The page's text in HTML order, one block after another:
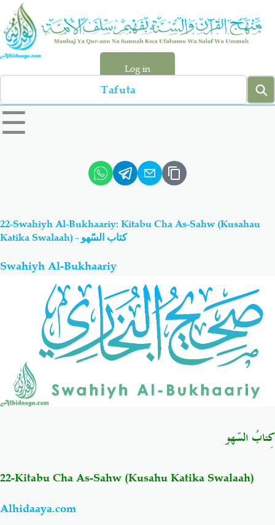
Skip
main
content
Log in
Search
left
sidebar
☰
Hadiyth
Aqiydah
Shirki & Kufru
Salaf Wa Ummah Firaq-Makundi
Fiqh-Ibaadah Duaa-Adhkaar
Fataawa Za Ulamaa Kauli Za Salaf
22-Swahiyh Al-Bukhaariy: Kitabu Cha As-Sahw (Kusahau
Katika Swalaah) - كتاب السّهو
Swahiyh Al-Bukhaariy
كِتابُ السّهو
22-Kitabu Cha As-Sahw (Kusahu Katika Swalaah)
Alhidaaya.com